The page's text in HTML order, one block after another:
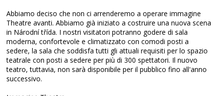
Abbiamo deciso che non ci arrenderemo a operare immagine
Theatre avanti.Abbiamo già iniziato a costruire una nuova scena
in Národní třída. I nostri visitatori potranno godere di sala
moderna, confortevole e climatizzato con comodi posti a
sedere, la sala che soddisfa tutti gli attuali requisiti per lo spazio
teatrale con posti a sedere per più di 300 spettatori. Il nuovo
teatro, tuttavia, non sarà disponibile per il pubblico fino all'anno
successivo.